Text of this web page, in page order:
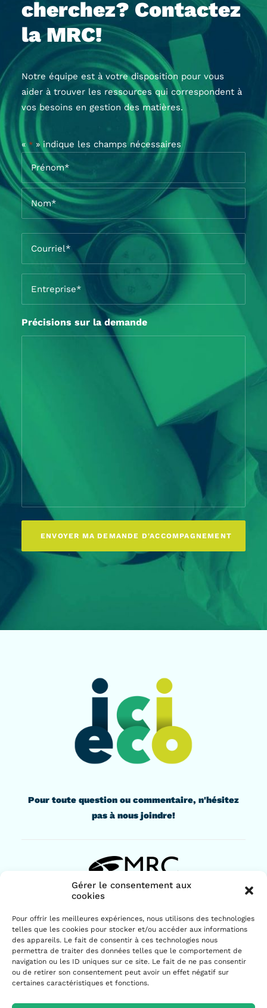
Gérer le consentement aux
cookies
Pour offrir les meilleures expériences, nous utilisons des technologies
telles que les cookies pour stocker et/ou accéder aux informations
des appareils. Le fait de consentir à ces technologies nous
permettra de traiter des données telles que le comportement de
navigation ou les ID uniques sur ce site. Le fait de ne pas consentir
ou de retirer son consentement peut avoir un effet négatif sur
certaines caractéristiques et fonctions.
cherchez? Contactez
la MRC!
Notre équipe est à votre disposition pour vous
aider à trouver les ressources qui correspondent à
vos besoins en gestion des matières.
«* » indique les champs nécessaires
Nom
*
Prénom*
Précisions sur la demande
Pour toute question ou commentaire, n'hésitez
pas à nous joindre!
Drummondville (Québec) J2B 1G6
819 477-2230